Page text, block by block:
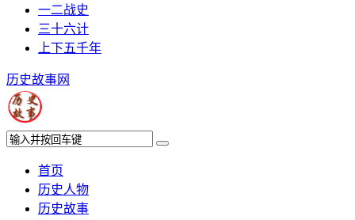
一二战史
三十六计
上下五千年
历史故事网
首页
历史人物
历史故事